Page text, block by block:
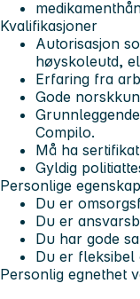
Kvalifikasjoner
Autorisasjon
høyskoleutd,
Erfaring fra
Gode
Compilo.
Må ha sertifikat
Gyldig
Personlige
Du er
Du er
Du har gode
Du er fleksibel
Personlig egnethet